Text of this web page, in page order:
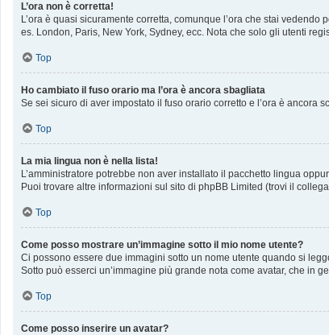
L’ora non è corretta!
L’ora è quasi sicuramente corretta, comunque l’ora che stai
es. London, Paris, New York, Sydney, ecc. Nota che solo gli utenti
Top
Ho cambiato il fuso orario ma l’ora è ancora sbagliata
Se sei sicuro di aver impostato il fuso orario corretto e l’ora è ancora
Top
La mia lingua non è nella lista!
L’amministratore potrebbe non aver installato il pacchetto lingua
Puoi trovare altre informazioni sul sito di phpBB Limited (trovi il
Top
Come posso mostrare un’immagine sotto il mio nome utente?
Ci possono essere due immagini sotto un nome utente quando si
Sotto può esserci un’immagine più grande nota come avatar, che in
Top
Come posso inserire un avatar?